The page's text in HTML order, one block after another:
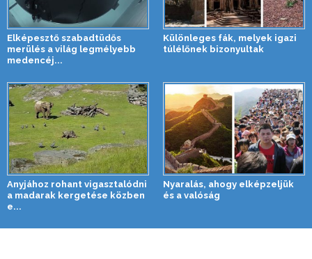
Elképesztő szabadtüdős
merülés a világ legmélyebb
medencéj...
Különleges fák, melyek igazi
túlélőnek bizonyultak
Anyjához rohant vigasztalódni
a madarak kergetése közben
e...
Nyaralás, ahogy elképzeljük
és a valóság